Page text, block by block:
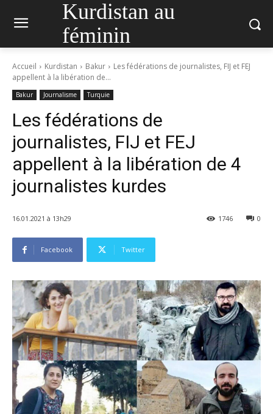
Kurdistan au
féminin
Accueil Kurdistan Bakur
Les fédérations de journalistes, FIJ et FEJ
appellent à la libération de...
Bakur Journalisme Turquie
Les fédérations de
journalistes, FIJ et FEJ
appellent à la libération de 4
journalistes kurdes
16.01.2021 à 13h29 0
1746
Facebook Twitter